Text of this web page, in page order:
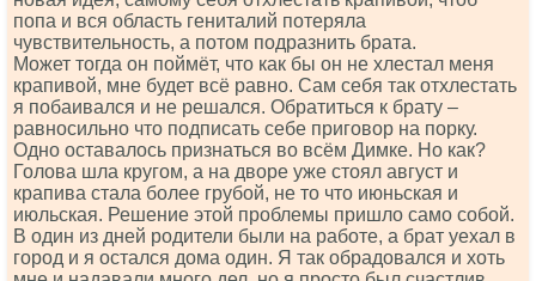
попа и вся область гениталий потеряла
чувствительность, а потом подразнить брата.
Может тогда он поймёт, что как бы он не хлестал меня
крапивой, мне будет всё равно. Сам себя так отхлестать
я побаивался и не решался. Обратиться к брату –
равносильно что подписать себе приговор на порку.
Одно оставалось признаться во всём Димке. Но как?
Голова шла кругом, а на дворе уже стоял август и
крапива стала более грубой, не то что июньская и
июльская. Решение этой проблемы пришло само собой.
В один из дней родители были на работе, а брат уехал в
город и я остался дома один. Я так обрадовался и хоть